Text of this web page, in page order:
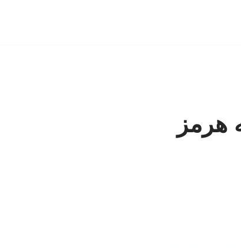
هرمز